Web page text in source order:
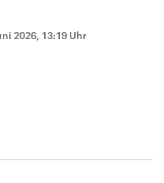
2026, 13:19 Uhr